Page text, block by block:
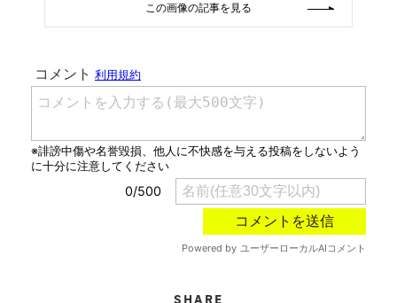
この画像の記事を見る
SHARE